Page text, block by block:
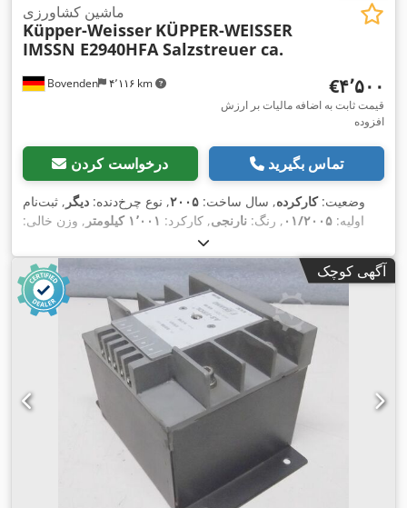
Bovenden ۴٬۱۱۶ km
ماشین کشاورزی
Küpper-Weisser KÜPPER-WEISSER
IMSSN E2940HFA Salzstreuer ca.
‎€۴٬۵۰۰
قیمت ثابت به اضافه مالیات بر ارزش
افزوده
درخواست کردن تماس بگیرید
وضعیت:کارکرده, سال ساخت: ۲۰۰۵, نوع چرخ‌دنده: دیگر , ثبت‌نام
اولیه: ۰۱/۲۰۰۵ , رنگ: نارنجی, کارکرد: ۱٬۰۰۱ کیلومتر
, وزن خالی:
۱٬۶۰۵ کیلوگرم,
آگهی کوچک